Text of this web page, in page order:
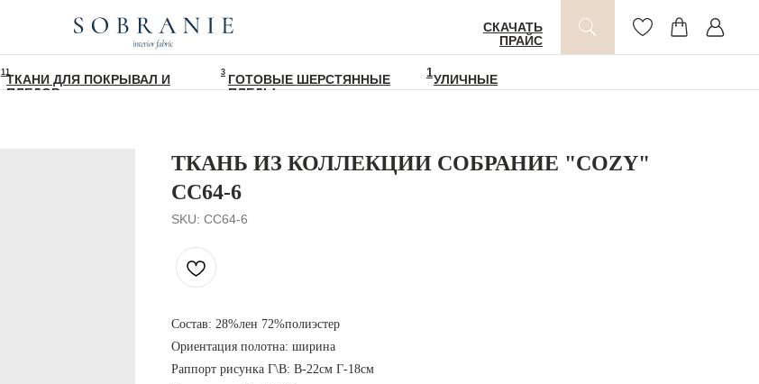
СКАЧАТЬ
ПРАЙС
11ТКАНИ ДЛЯ ПОКРЫВАЛ И
ПЛЕДОВ
3 ГОТОВЫЕ ШЕРСТЯННЫЕ
ПЛЕДЫ
1УЛИЧНЫЕ
ТКАНЬ ИЗ КОЛЛЕКЦИИ СОБРАНИЕ "COZY"
CC64-6
SKU: CC64-6
Состав: 28%лен 72%полиэстер
Ориентация полотна: ширина
Раппорт рисунка Г\В: В-22см Г-18см